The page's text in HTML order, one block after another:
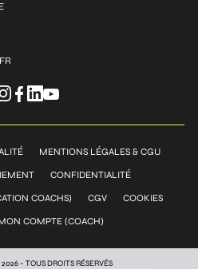
MENTIONS LÉGALES & CGU
CONFIDENTIALITÉ
COACHS) CGV COOKIES
COMPTE (COACH)
- TOUS DROITS RÉSERVÉS